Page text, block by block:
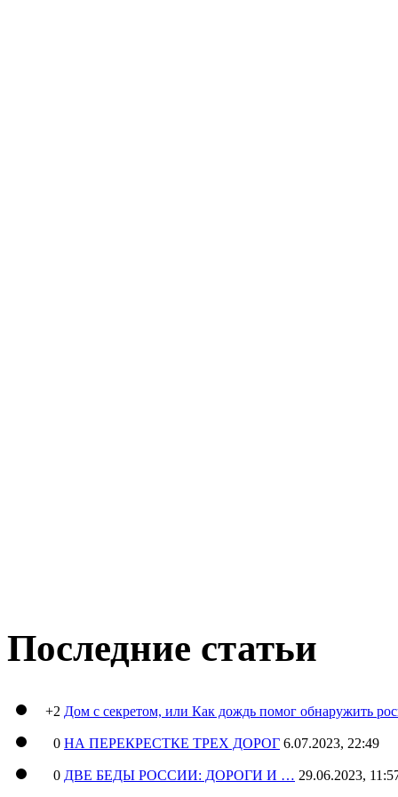
Последние статьи
+2 Дом с секретом, или Как дождь помог обнаружить
0 НА ПЕРЕКРЕСТКЕ ТРЕХ ДОРОГ 6.07.2023, 22:49
0 ДВЕ БЕДЫ РОССИИ: ДОРОГИ И … 29.06.2023,